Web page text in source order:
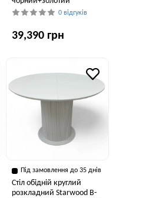
0 відгуків
39,390 грн
Під замовлення до 35 днів
Стіл обідній круглий
розкладний Starwood B-